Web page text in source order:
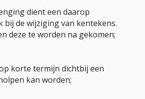
dient een daarop
de wijziging van kentekens.
deze te worden na gekomen;
korte termijn dichtbij een
kan worden;